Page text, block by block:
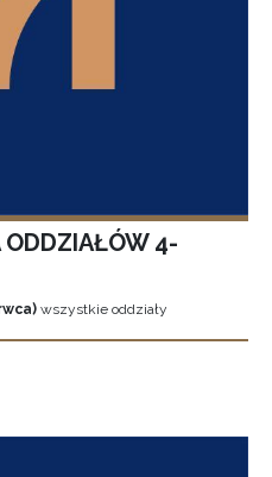
ODDZIAŁÓW 4-
wszystkie oddziały